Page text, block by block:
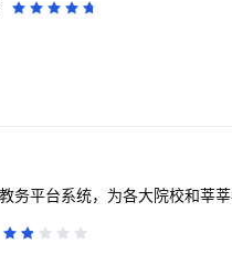
务平台系统，为各大院校和莘